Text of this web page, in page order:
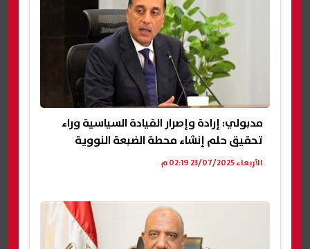
مدبولي: إرادة وإصرار القيادة السياسية وراء
تحقيق حلم إنشاء محطة الضبعة النووية
الأربعاء 23/07/2025 02:19 م